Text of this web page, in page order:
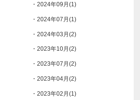
・2024年09月(1)
・2024年07月(1)
・2024年03月(2)
・2023年10月(2)
・2023年07月(2)
・2023年04月(2)
・2023年02月(1)